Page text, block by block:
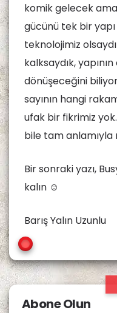
komik gelecek
gücünü tek bir
teknolojimiz
kalksaydık,
dönüşeceğini
sayının hangi
ufak bir fikrimiz
bile tam anlamıyla
Bir sonraki yazı,
kalın ☺
Barış Yalın Uzunlu
Abone Olun